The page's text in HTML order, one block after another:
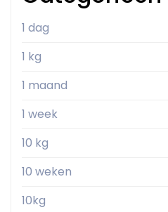
1 dag
1 kg
1 maand
1 week
10 kg
10 weken
10kg